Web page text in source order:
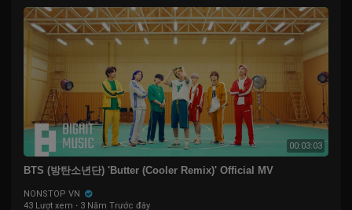
00:03:03
BTS (방탄소년단) 'Butter (Cooler Remix)' Official MV
NONSTOP VN
43 Lượt xem · 3 Năm Trước đây